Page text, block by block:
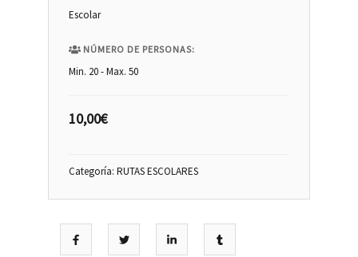
Escolar
NÚMERO DE PERSONAS:
Min. 20 - Max. 50
10,00€
Categoría: RUTAS ESCOLARES